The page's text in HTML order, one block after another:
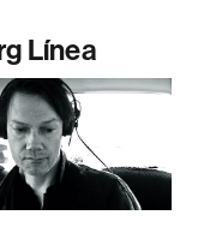
Línea